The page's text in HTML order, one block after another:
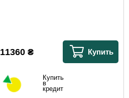
11360₴ Купить
Купить
в
кредит